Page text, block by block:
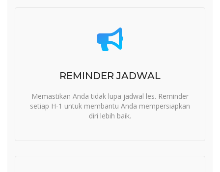
REMINDER JADWAL
Memastikan Anda tidak lupa jadwal les. Reminder
setiap H-1 untuk membantu Anda mempersiapkan
diri lebih baik.